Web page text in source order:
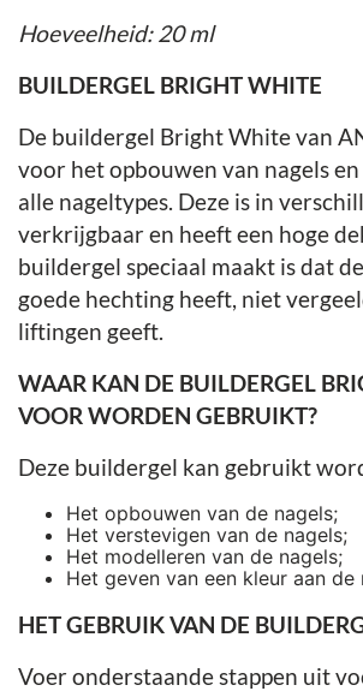
Hoeveelheid: 20 ml
BUILDERGEL BRIGHT WHITE
De buildergel Bright White van
voor het opbouwen van nagels
alle nageltypes. Deze is in
verkrijgbaar en heeft een hoge
buildergel speciaal maakt is dat
goede hechting heeft, niet
liftingen geeft.
WAAR KAN DE BUILDERGEL
VOOR WORDEN GEBRUIKT?
Deze buildergel kan gebruikt
Het opbouwen van de nagels;
Het verstevigen van de nagels;
Het modelleren van de nagels;
Het geven van een kleur aan de
HET GEBRUIK VAN DE
Voer onderstaande stappen uit